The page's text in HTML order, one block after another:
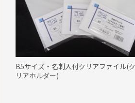
B5サイズ・名刺入付クリアファイル(ク
リアホルダー)